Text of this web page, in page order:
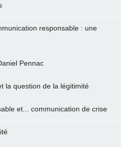
responsable : une
Pennac
la question de la légitimité
et... communication de crise